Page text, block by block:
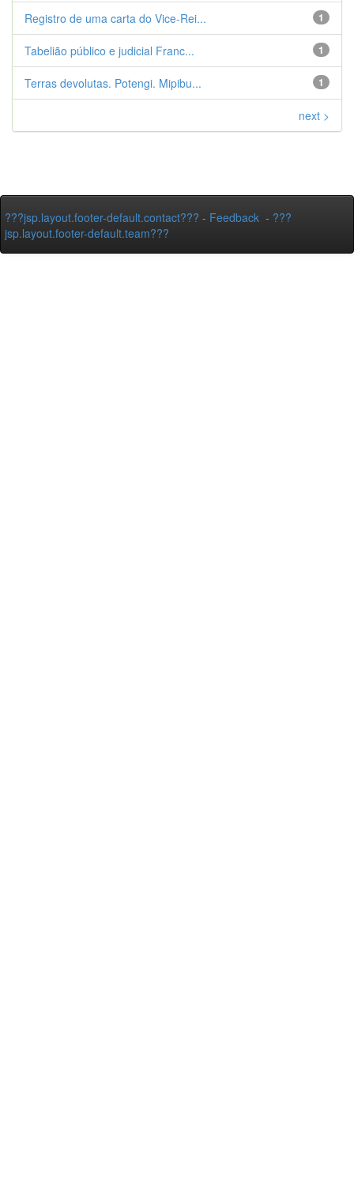
1
Registro de uma carta do Vice-Rei...
1
Tabelião público e judicial Franc...
1
Terras devolutas. Potengi. Mipibu...
next >
???jsp.layout.footer-default.contact??? - Feedback - ???
jsp.layout.footer-default.team???